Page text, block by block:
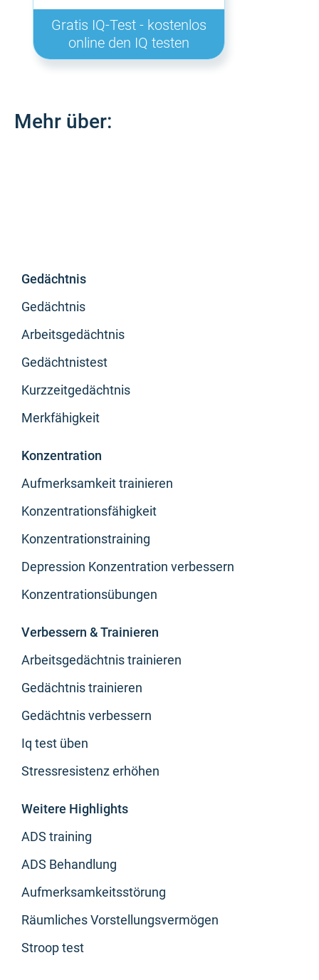
Gratis IQ-Test - kostenlos
online den IQ testen
Mehr über:
Gedächtnis
Gedächtnis
Arbeitsgedächtnis
Gedächtnistest
Kurzzeitgedächtnis
Merkfähigkeit
Konzentration
Aufmerksamkeit trainieren
Konzentrationsfähigkeit
Konzentrationstraining
Depression Konzentration verbessern
Konzentrationsübungen
Verbessern & Trainieren
Arbeitsgedächtnis trainieren
Gedächtnis trainieren
Gedächtnis verbessern
Iq test üben
Stressresistenz erhöhen
Weitere Highlights
ADS training
ADS Behandlung
Aufmerksamkeitsstörung
Räumliches Vorstellungsvermögen
Stroop test